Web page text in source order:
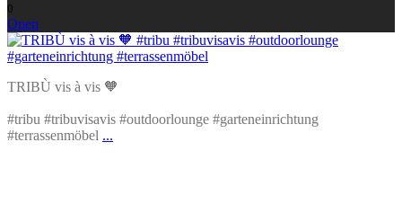
0
Open
TRIBÙ vis à vis 🧡
#tribu #tribuvisavis #outdoorlounge #garteneinrichtung
#terrassenmöbel ...